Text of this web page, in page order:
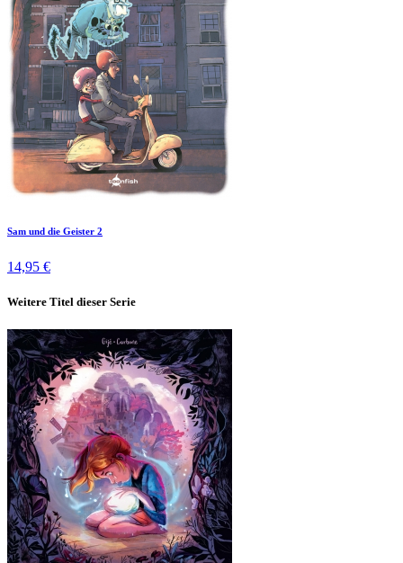
Sam und die Geister 2
14,95 €
Weitere Titel dieser Serie